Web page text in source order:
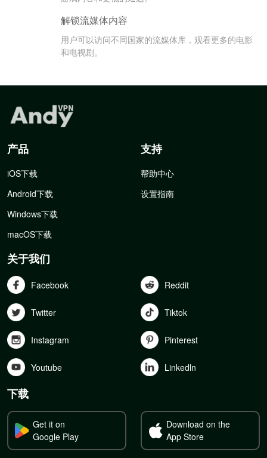
解锁流媒体内容
用户可以访问不同国家的流媒体库，观看更多的电影
和电视剧。
产品
iOS下载
Android下载
Windows下载
macOS下载
支持
帮助中心
设置指南
关于我们
Facebook Reddit
Twitter Tiktok
Instagram Pinterest
Youtube Linkedln
下载
Get it on
Google Play
Download on the
App Store